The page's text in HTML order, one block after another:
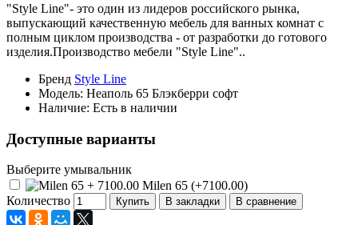
"Style Line"- это один из лидеров российского рынка,
выпускающий качественную мебель для ванных комнат с
полным циклом производства - от разработки до готового
изделия.Производство мебели "Style Line"..
Бренд Style Line
Модель: Неаполь 65 Блэкберри софт
Наличие: Есть в наличии
Доступные варианты
Выберите умывальник
Milen 65 (+7100.00)
Количество
Купить В закладки В сравнение